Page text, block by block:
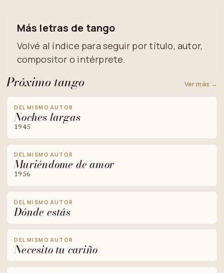
Más letras de tango
Volvé al índice para seguir por título, autor,
compositor o intérprete.
Próximo tango Ver más →
DEL MISMO AUTOR
Noches largas
1945
DEL MISMO AUTOR
Muriéndome de amor
1956
DEL MISMO AUTOR
Dónde estás
DEL MISMO AUTOR
Necesito tu cariño